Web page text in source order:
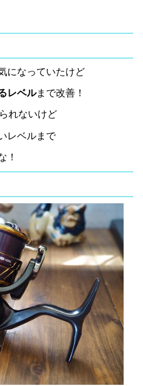
になっていたけど
レベルまで改善！
れないけど
レベルまで
！